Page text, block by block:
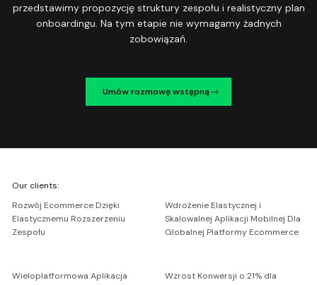
przedstawimy propozycję struktury zespołu i realistyczny plan
onboardingu. Na tym etapie nie wymagamy żadnych
zobowiązań.
Umów rozmowę wstępną
Netguru
Our clients:
Rozwój Ecommerce Dzięki
Elastycznemu Rozszerzeniu
Zespołu
Wdrożenie Elastycznej i
Skalowalnej Aplikacji Mobilnej Dla
Globalnej Platformy Ecommerce
Wieloplatformowa Aplikacja
Wzrost Konwersji o 21% dla